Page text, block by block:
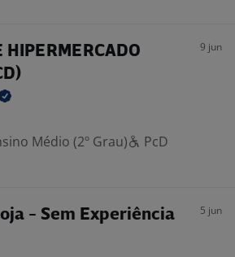
HIPERMERCADO
9 jun
Médio (2º Grau)
PcD
- Sem Experiência 5 jun